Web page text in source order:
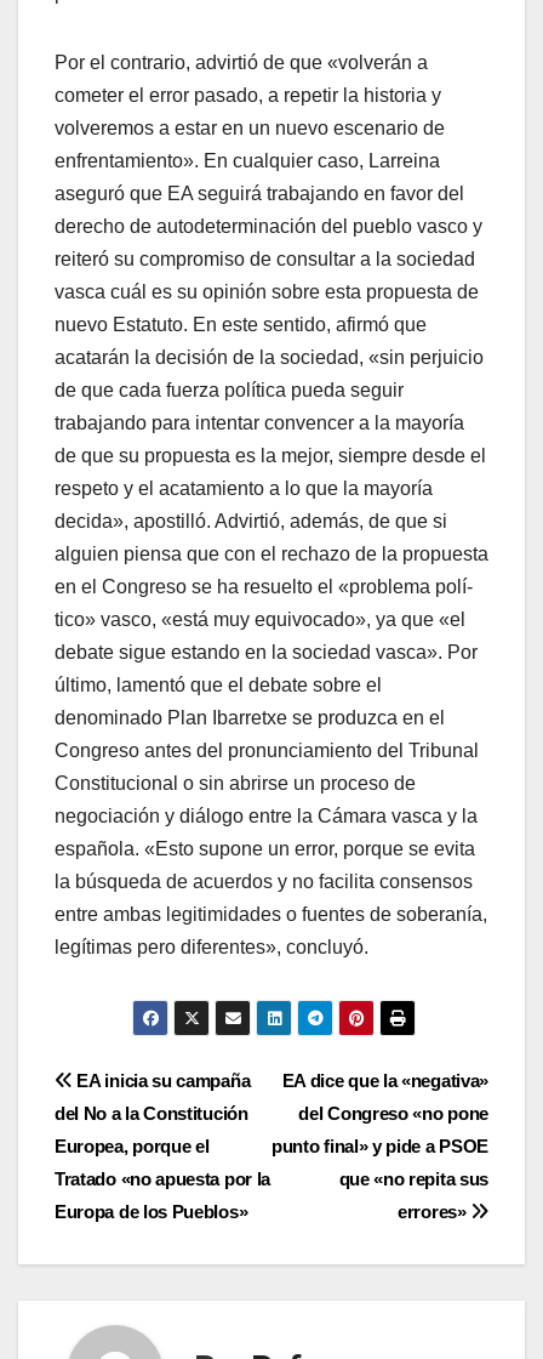
Por el contrario, advirtió de que «volverán a
cometer el error pasado, a repetir la historia y
volveremos a estar en un nuevo escenario de
enfrentamiento». En cualquier caso, Larreina
aseguró que EA seguirá trabajando en favor del
derecho de autodeterminación del pueblo vasco y
reiteró su compromiso de consultar a la sociedad
vasca cuál es su opinión sobre esta propuesta de
nuevo Estatuto. En este sentido, afirmó que
acatarán la decisión de la sociedad, «sin perjuicio
de que cada fuerza polí­tica pueda seguir
trabajando para intentar convencer a la mayorí­a
de que su propuesta es la mejor, siempre desde el
respeto y el acatamiento a lo que la mayorí­a
decida», apostilló. Advirtió, además, de que si
alguien piensa que con el rechazo de la propuesta
en el Congreso se ha resuelto el «problema polí­
tico» vasco, «está muy equivocado», ya que «el
debate sigue estando en la sociedad vasca». Por
último, lamentó que el debate sobre el
denominado Plan Ibarretxe se produzca en el
Congreso antes del pronunciamiento del Tribunal
Constitucional o sin abrirse un proceso de
negociación y diálogo entre la Cámara vasca y la
española. «Esto supone un error, porque se evita
la búsqueda de acuerdos y no facilita consensos
entre ambas legitimidades o fuentes de soberaní­a,
legí­timas pero diferentes», concluyó.
Navegación
de
entradas
EA dice que la «negativa»
del Congreso «no pone
punto final» y pide a PSOE
que «no repita sus
errores»
EA inicia su campaña
del No a la Constitución
Europea, porque el
Tratado «no apuesta por la
Europa de los Pueblos»